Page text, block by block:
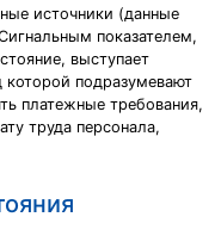
источники (данные
показателем,
выступает
которой подразумевают
платежные требования,
труда персонала,